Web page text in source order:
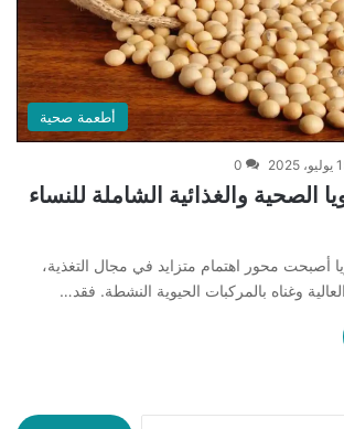
أطعمة صحية
2025
0
الصحية والغذائية الشاملة للنساء
أصبحت محور اهتمام متزايد في مجال التغذية،
وغناه بالمركبات الحيوية النشطة. فقد…